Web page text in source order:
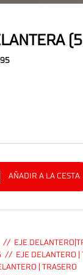
AÑADIR A LA CESTA
EJE
EJE DELANTERO |
| TRASERO